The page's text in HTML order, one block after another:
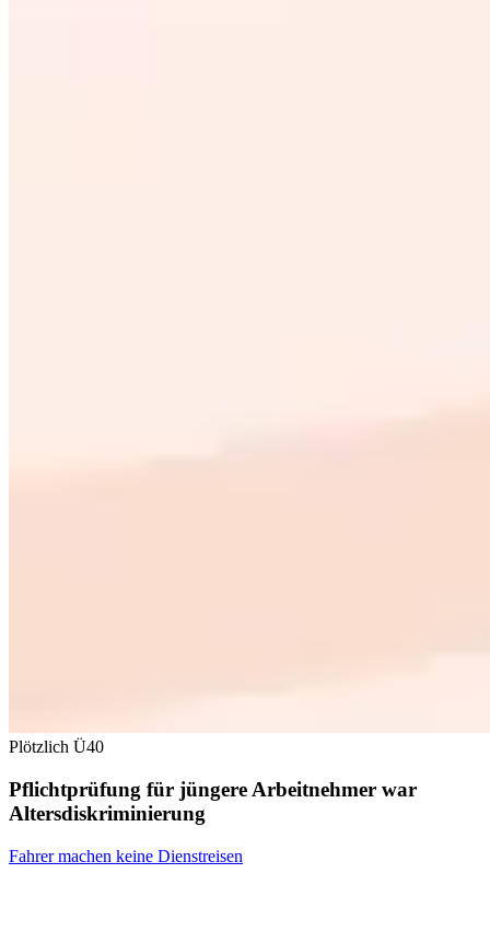
Plötzlich Ü40
Pflichtprüfung für jüngere Arbeitnehmer war
Altersdiskriminierung
Fahrer machen keine Dienstreisen